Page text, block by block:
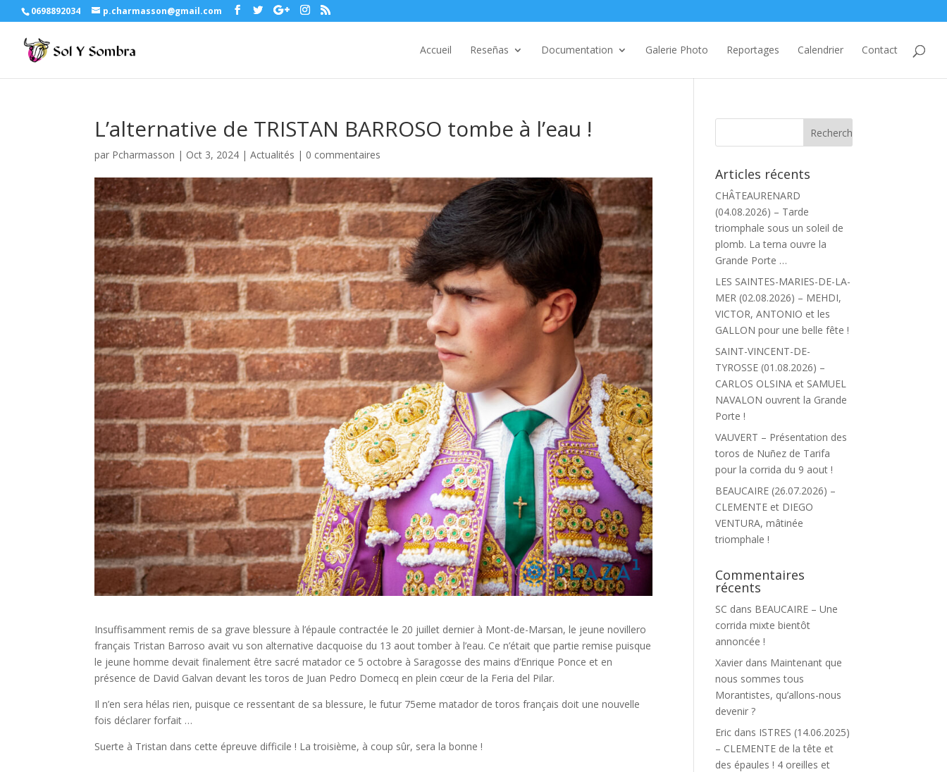
0698892034 p.charmasson@gmail.com
Accueil Reseñas Documentation Galerie Photo Reportages Calendrier Contact
L’alternative de TRISTAN BARROSO tombe à l’eau !
par Pcharmasson | Oct 3, 2024 |Actualités | 0 commentaires
Insuffisamment remis de sa grave blessure à l’épaule contractée le 20 juillet dernier à Mont-de-Marsan, le jeune novillero
français Tristan Barroso avait vu son alternative dacquoise du 13 aout tomber à l’eau. Ce n’était que partie remise puisque
le jeune homme devait finalement être sacré matador ce 5 octobre à Saragosse des mains d’Enrique Ponce et en
présence de David Galvan devant les toros de Juan Pedro Domecq en plein cœur de la Feria del Pilar.
Il n’en sera hélas rien, puisque ce ressentant de sa blessure, le futur 75eme matador de toros français doit une nouvelle
fois déclarer forfait …
Suerte à Tristan dans cette épreuve difficile ! La troisième, à coup sûr, sera la bonne !
Articles récents
CHÂTEAURENARD
(04.08.2026) – Tarde
triomphale sous un soleil de
plomb. La terna ouvre la
Grande Porte …
LES SAINTES-MARIES-DE-LA-
MER (02.08.2026) – MEHDI,
VICTOR, ANTONIO et les
GALLON pour une belle fête !
SAINT-VINCENT-DE-
TYROSSE (01.08.2026) –
CARLOS OLSINA et SAMUEL
NAVALON ouvrent la Grande
Porte !
VAUVERT – Présentation des
toros de Nuñez de Tarifa
pour la corrida du 9 aout !
BEAUCAIRE (26.07.2026) –
CLEMENTE et DIEGO
VENTURA, mâtinée
triomphale !
Commentaires
récents
SC dans BEAUCAIRE – Une
corrida mixte bientôt
annoncée !
Xavier dans Maintenant que
nous sommes tous
Morantistes, qu’allons-nous
devenir ?
Eric dans ISTRES (14.06.2025)
– CLEMENTE de la tête et
des épaules ! 4 oreilles et